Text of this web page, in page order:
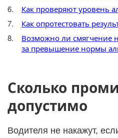
Как проверяют уровень
Как опротестовать
Возможно ли смягчение
за превышение нормы
Сколько
допустимо
Водителя не накажут,